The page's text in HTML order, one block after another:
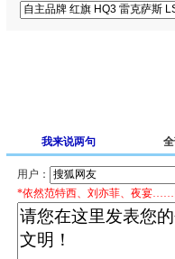
我来说两句
用户：
*依然范特西、刘亦菲、夜宴……